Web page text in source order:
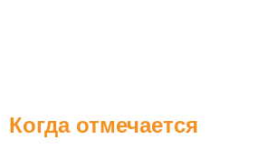
Когда отмечается